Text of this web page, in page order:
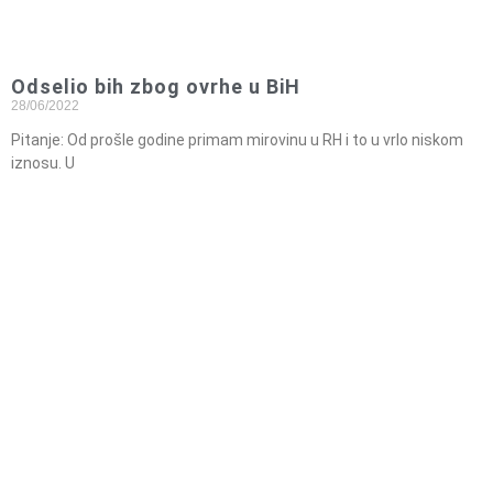
Odselio bih zbog ovrhe u BiH
28/06/2022
Pitanje: Od prošle godine primam mirovinu u RH i to u vrlo niskom
iznosu. U